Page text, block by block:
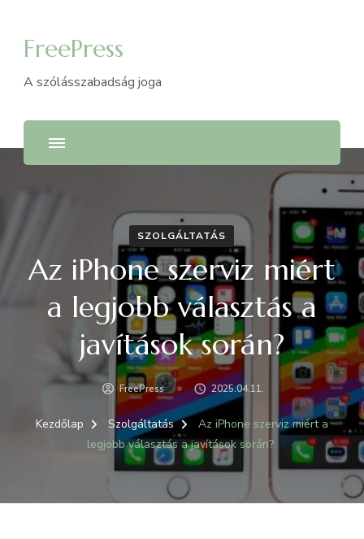
FreePress
A szólásszabadság joga
SZOLGÁLTATÁS
Az iPhone szerviz miért
a legjobb választás a
javítások során?
FreePress 2025.04.11.
Kezdőlap Szolgáltatás
Az iPhone szerviz miért a
legjobb választás a javítások során?